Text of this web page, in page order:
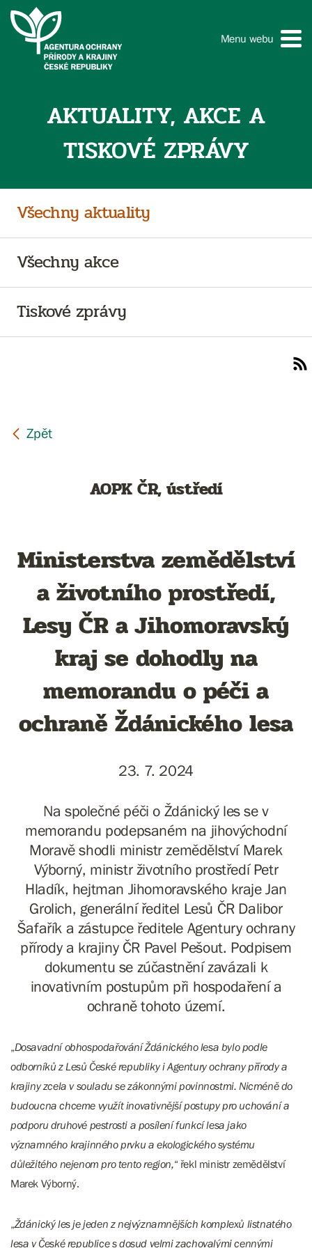
Menu webu
AKTUALITY, AKCE A
TISKOVÉ ZPRÁVY
Všechny aktuality
Všechny akce
Tiskové zprávy
AOPK ČR, ústředí
Ministerstva zemědělství
a životního prostředí,
Lesy ČR a Jihomoravský
kraj se dohodly na
memorandu o péči a
ochraně Ždánického lesa
23. 7. 2024
Na společné péči o Ždánický les se v
memorandu podepsaném na jihovýchodní
Moravě shodli ministr zemědělství Marek
Výborný, ministr životního prostředí Petr
Hladík, hejtman Jihomoravského kraje Jan
Grolich, generální ředitel Lesů ČR Dalibor
Šafařík a zástupce ředitele Agentury ochrany
přírody a krajiny ČR Pavel Pešout. Podpisem
dokumentu se zúčastnění zavázali k
inovativním postupům při hospodaření a
ochraně tohoto území.
„Dosavadní obhospodařování Ždánického lesa bylo podle
odborníků z Lesů České republiky i Agentury ochrany přírody a
krajiny zcela v souladu se zákonnými povinnostmi. Nicméně do
budoucna chceme využít inovativnější postupy pro uchování a
podporu druhové pestrosti a posílení funkcí lesa jako
významného krajinného prvku a ekologického systému
důležitého nejenom pro tento region,“ řekl ministr zemědělství
Marek Výborný.
„Ždánický les je jeden z nejvýznamnějších komplexů listnatého
lesa v České republice s dosud velmi zachovalými cennými